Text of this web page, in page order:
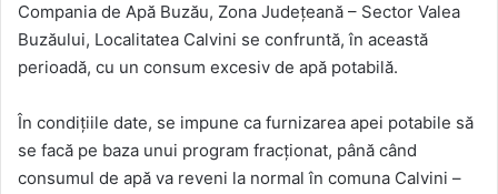
Compania de Apă Buzău, Zona Județeană – Sector Valea
Buzăului, Localitatea Calvini se confruntă, în această
perioadă, cu un consum excesiv de apă potabilă.
În condițiile date, se impune ca furnizarea apei potabile să
se facă pe baza unui program fracționat, până când
consumul de apă va reveni la normal în comuna Calvini –